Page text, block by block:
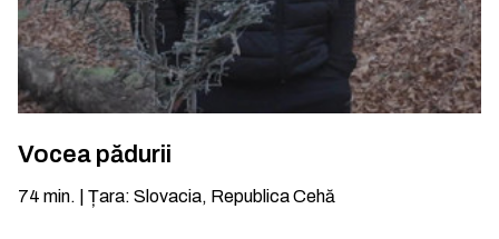
Vocea pădurii
74 min. Țara: Slovacia, Republica Cehă